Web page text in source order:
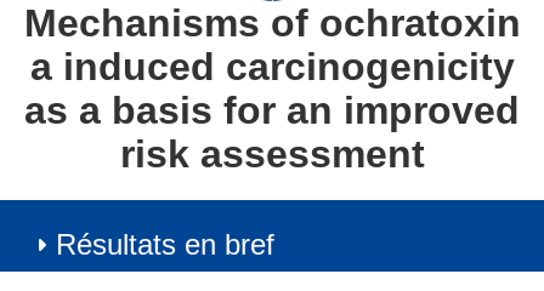
Mechanisms of ochratoxin
a induced carcinogenicity
as a basis for an improved
risk assessment
Résultats en bref